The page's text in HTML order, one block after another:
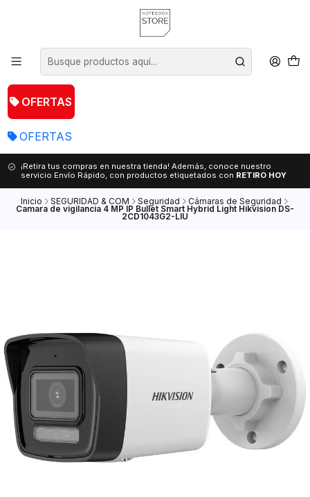
OFERTAS
OFERTAS
¡Retira tus compras en nuestra tienda! Además, conoce nuestro
servicio Envío Rápido, con productos etiquetados con RETIRO HOY
Inicio SEGURIDAD & COM Seguridad Cámaras de Seguridad
Camara de vigilancia 4 MP IP Bullet Smart Hybrid Light Hikvision DS-
2CD1043G2-LIU